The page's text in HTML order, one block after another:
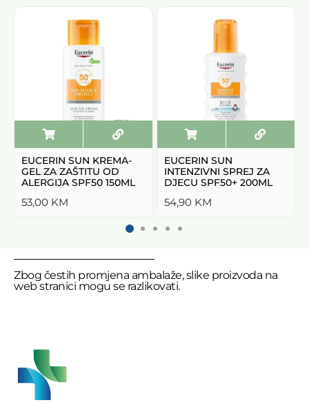
EUCERIN SUN KREMA-
GEL ZA ZAŠTITU OD
ALERGIJA SPF50 150ML
53,00 KM
EUCERIN SUN
INTENZIVNI SPREJ ZA
DJECU SPF50+ 200ML
54,90 KM
Zbog čestih promjena ambalaže, slike proizvoda na
web stranici mogu se razlikovati.